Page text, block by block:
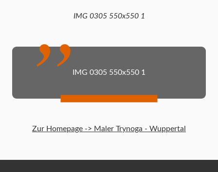
IMG 0305 550x550 1
IMG 0305 550x550 1
Zur Homepage -> Maler Trynoga - Wuppertal